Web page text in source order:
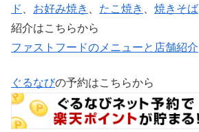
ド
お好み焼き たこ焼き 焼きそば
紹介はこちらから
ファストフードのメニューと店舗紹介
ぐるなびの予約はこちらから